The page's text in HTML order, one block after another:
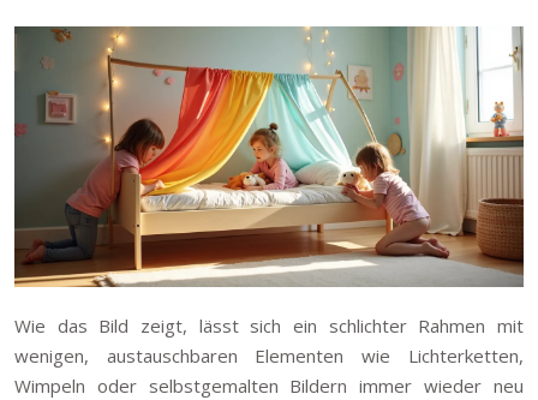
Wie das Bild zeigt, lässt sich ein schlichter Rahmen mit
wenigen, austauschbaren Elementen wie Lichterketten,
Wimpeln oder selbstgemalten Bildern immer wieder neu